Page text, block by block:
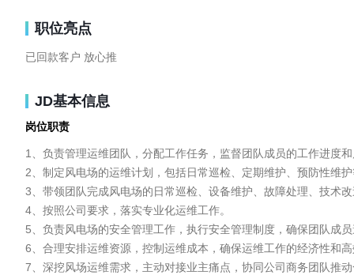
职位亮点
已回款客户 放心推
JD基本信息
岗位职责
1、负责管理运维团队，分配工作任务，监督团队成员的工作进度
2、制定风电场的运维计划，包括日常巡检、定期维护、预防性维
3、带领团队完成风电场的日常巡检、设备维护、故障处理、技术
4、按照公司要求，落实专业化运维工作。
5、负责风电场的安全管理工作，执行安全管理制度，确保团队成
6、合理安排运维资源，控制运维成本，确保运维工作的经济性和
7、深挖风场运维需求，主动对接业主痛点，协同公司商务团队推